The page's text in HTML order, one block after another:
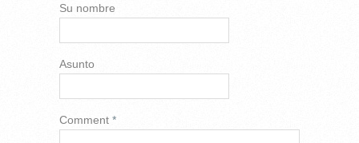
Su nombre
Asunto
Comment *